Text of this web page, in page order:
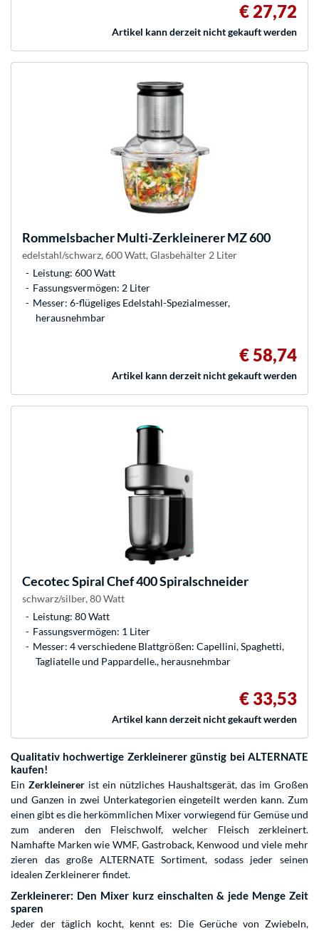
€ 27,72
Artikel kann derzeit nicht gekauft werden
RommelsbacherMulti-Zerkleinerer MZ 600
edelstahl/schwarz, 600 Watt, Glasbehälter 2 Liter
Leistung: 600 Watt
Fassungsvermögen: 2 Liter
Messer: 6-flügeliges Edelstahl-Spezialmesser,
herausnehmbar
€ 58,74
Artikel kann derzeit nicht gekauft werden
CecotecSpiral Chef 400 Spiralschneider
schwarz/silber, 80 Watt
Leistung: 80 Watt
Fassungsvermögen: 1 Liter
Messer: 4 verschiedene Blattgrößen: Capellini, Spaghetti,
Tagliatelle und Pappardelle., herausnehmbar
€ 33,53
Artikel kann derzeit nicht gekauft werden
Qualitativ hochwertige Zerkleinerer günstig bei ALTERNATE
kaufen!
Ein Zerkleinerer ist ein nützliches Haushaltsgerät, das im Großen
und Ganzen in zwei Unterkategorien eingeteilt werden kann. Zum
einen gibt es die herkömmlichen Mixer vorwiegend für Gemüse und
zum anderen den Fleischwolf, welcher Fleisch zerkleinert.
Namhafte Marken wie WMF, Gastroback, Kenwood und viele mehr
zieren das große ALTERNATE Sortiment, sodass jeder seinen
idealen Zerkleinerer findet.
Zerkleinerer: Den Mixer kurz einschalten & jede Menge Zeit
sparen
Jeder der täglich kocht, kennt es: Die Gerüche von Zwiebeln,